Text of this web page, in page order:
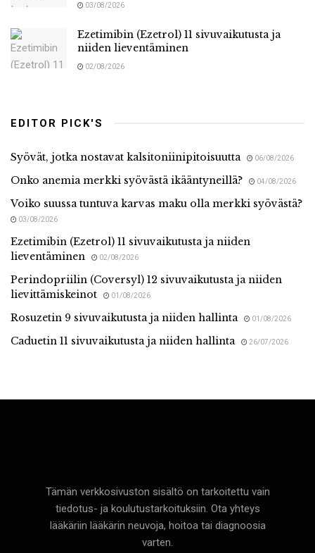
03/08/2026
Ezetimibin (Ezetrol) 11 sivuvaikutusta ja
niiden lieventäminen
02/08/2026
EDITOR PICK'S
Syövät, jotka nostavat kalsitoniinipitoisuutta 06/08/2026
Onko anemia merkki syövästä ikääntyneillä? 04/08/2026
Voiko suussa tuntuva karvas maku olla merkki syövästä?
03/08/2026
Ezetimibin (Ezetrol) 11 sivuvaikutusta ja niiden
lieventäminen
02/08/2026
Perindopriilin (Coversyl) 12 sivuvaikutusta ja niiden
lievittämiskeinot
01/08/2026
Rosuzetin 9 sivuvaikutusta ja niiden hallinta 01/08/2026
Caduetin 11 sivuvaikutusta ja niiden hallinta 26/07/2026
Tämän verkkosivuston sisältö on tarkoitettu vain
tiedotus- ja koulutustarkoituksiin. Ota yhteys
lääkäriin lääkärin neuvoja, hoitoa tai diagnoosia
varten.